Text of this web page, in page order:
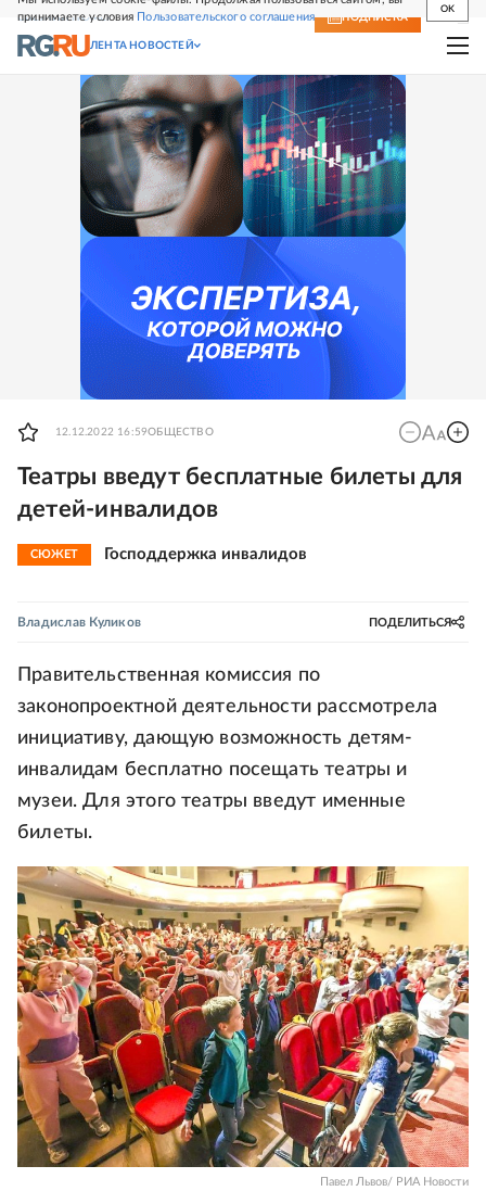
принимаете условия Пользовательского соглашения
OK
СВЕЖИЙ НОМЕР ПОДПИСКА
ЛЕНТА НОВОСТЕЙ
12.12.2022 16:59ОБЩЕСТВО
Театры введут бесплатные билеты для
детей-инвалидов
СЮЖЕТ Господдержка инвалидов
Владислав Куликов ПОДЕЛИТЬСЯ
Правительственная комиссия по
законопроектной деятельности рассмотрела
инициативу, дающую возможность детям-
инвалидам бесплатно посещать театры и
музеи. Для этого театры введут именные
билеты.
Павел Львов/ РИА Новости